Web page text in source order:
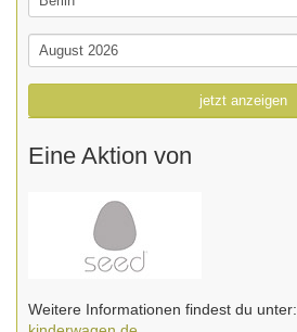
jetzt anzeigen
Eine Aktion von
Weitere Informationen findest du unter: